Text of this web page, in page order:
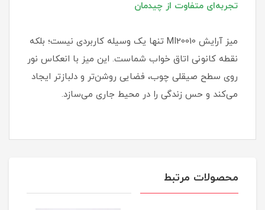
تجربه‌ای متفاوت از چیدمان
میز آرایش MI20010 تنها یک وسیله کاربردی نیست؛ بلکه
نقطه کانونی اتاق خواب شماست. این میز با انعکاس نور
روی سطح صیقلی چوب، فضایی روشن‌تر و دلبازتر ایجاد
می‌کند و حس زندگی را در محیط جاری می‌سازد.
محصولات مرتبط